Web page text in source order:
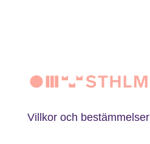
Villkor och bestämmelser